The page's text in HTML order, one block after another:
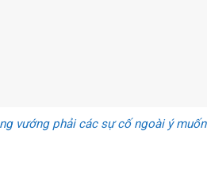
vướng phải các sự cố ngoài ý muốn